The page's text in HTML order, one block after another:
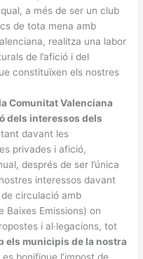
a més de ser un club
de tota mena amb
realitza una labor
de l’afició i del
constituïxen els nostres
Comunitat Valenciana
dels interessos dels
davant les
privades i afició,
després de ser l’única
interessos davant
circulació amb
Baixes Emissions) on
i al·legacions, tot
els municipis de la nostra